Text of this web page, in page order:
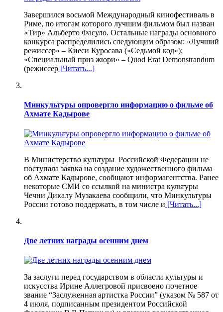
Завершился восьмой Международный кинофестиваль в
Риме, по итогам которого лучшим фильмом был назван
«Тир» Альберто Фасуло. Остальные награды основного
конкурса распределились следующим образом: «Лучший
режиссер» – Киеси Куросава («Седьмой код»);
«Специальный приз жюри» – Quod Erat Demonstrandum
(режиссер [Читать...]
Минкультуры опровергло информацию о фильме об
Ахмате Кадырове
В Министерство культуры Российской Федерации не
поступала заявка на создание художественного фильма
об Ахмате Кадырове, сообщают информагентства. Ранее
некоторые СМИ со ссылкой на министра культуры
Чечни Дикалу Музакаева сообщили, что Минкультуры
России готово поддержать, в том числе и [Читать...]
Две летних награды осенним днем
За заслуги перед государством в области культуры и
искусства Ирине Аллегровой присвоено почетное
звание “Заслуженная артистка России” (указом № 587 от
4 июля, подписанным президентом Российской